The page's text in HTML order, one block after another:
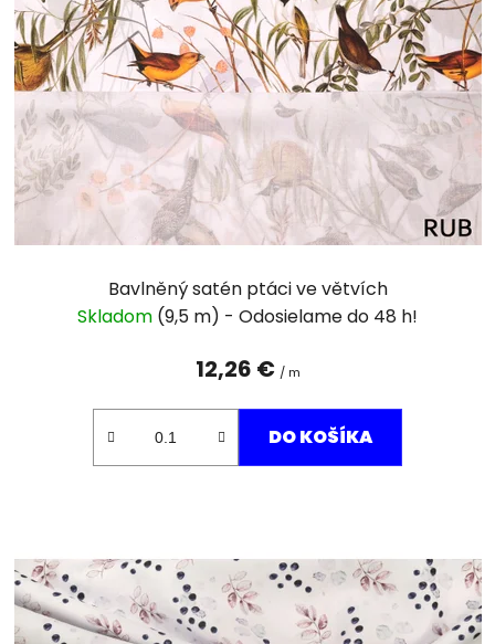
s
p
r
o
d
u
k
Bavlněný satén ptáci ve větvích
Skladom (9,5 m)
12,26 € / m
DO KOŠÍKA